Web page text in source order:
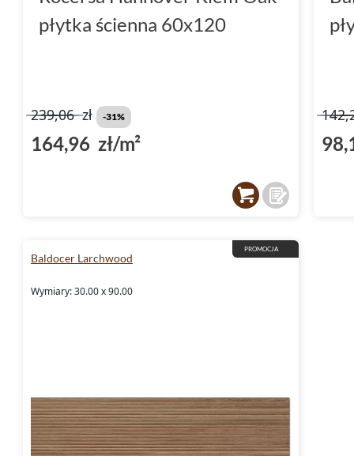
płytka ścienna 60x120
239,06zł -31%
164,96 zł/m²
PROMOCJA
Baldocer Larchwood
Wymiary: 30.00 x 90.00